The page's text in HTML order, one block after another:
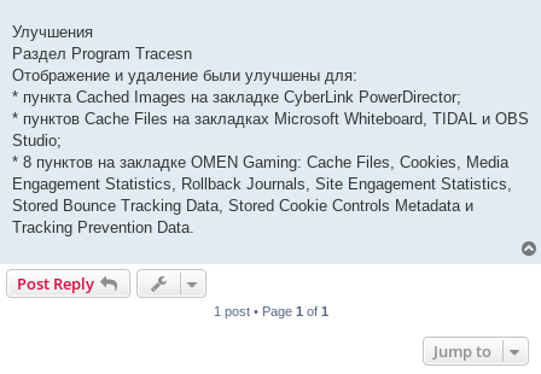
Улучшения
Раздел Program Tracesn
Отображение и удаление были улучшены для:
* пункта Cached Images на закладке CyberLink PowerDirector;
* пунктов Cache Files на закладках Microsoft Whiteboard, TIDAL и OBS
Studio;
* 8 пунктов на закладке OMEN Gaming: Cache Files, Cookies, Media
Engagement Statistics, Rollback Journals, Site Engagement Statistics,
Stored Bounce Tracking Data, Stored Cookie Controls Metadata и
Tracking Prevention Data.
Post Reply
1 post • Page 1 of 1
Jump to